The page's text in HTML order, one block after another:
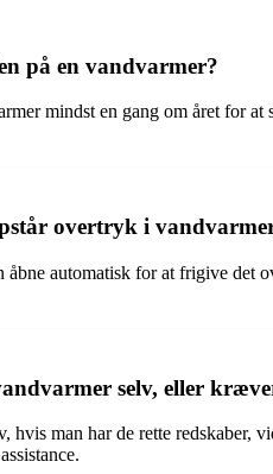
på en vandvarmer?
mindst en gang om året
overtryk i
automatisk for at frigive
selv, eller
hvis man har de rette